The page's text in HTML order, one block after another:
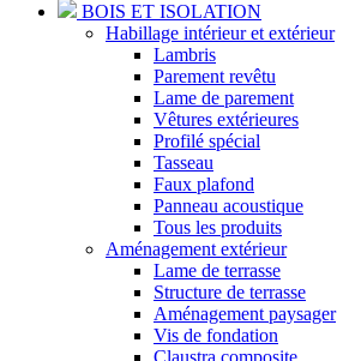
BOIS ET ISOLATION
Habillage intérieur et extérieur
Lambris
Parement revêtu
Lame de parement
Vêtures extérieures
Profilé spécial
Tasseau
Faux plafond
Panneau acoustique
Tous les produits
Aménagement extérieur
Lame de terrasse
Structure de terrasse
Aménagement paysager
Vis de fondation